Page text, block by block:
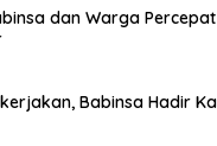
dan Warga
Babinsa Hadir